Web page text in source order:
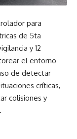
para
de 5ta
y 12
el entorno
de detectar
críticas,
colisiones y